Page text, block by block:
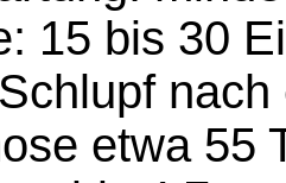
15 bis 30
nach
etwa 55